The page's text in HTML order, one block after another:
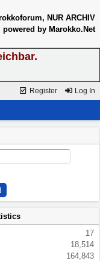
NUR ARCHIV
powered by Marokko.Net
Register Log In
17
18,514
164,843